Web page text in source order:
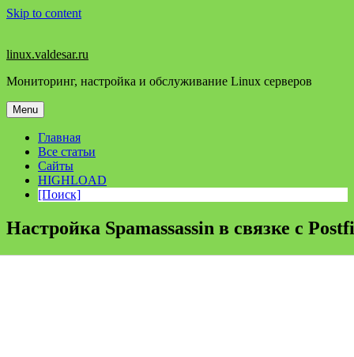
Skip to content
linux.valdesar.ru
Мониторинг, настройка и обслуживание Linux серверов
Menu
Главная
Все статьи
Сайты
HIGHLOAD
[Поиск]
Настройка Spamassassin в связке с